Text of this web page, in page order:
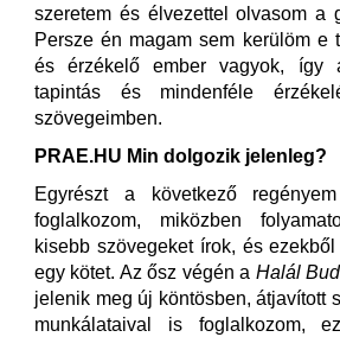
szeretem és élvezettel olvasom a
Persze én magam sem kerülöm e
és érzékelő ember vagyok, így
tapintás és mindenféle
szövegeimben.
PRAE.HU Min dolgozik jelenleg?
Egyrészt a következő regényem
foglalkozom, miközben
kisebb szövegeket írok, és ezekből
egy kötet. Az ősz végén a Halál
jelenik meg új köntösben, átjavított
munkálataival is foglalkozom,